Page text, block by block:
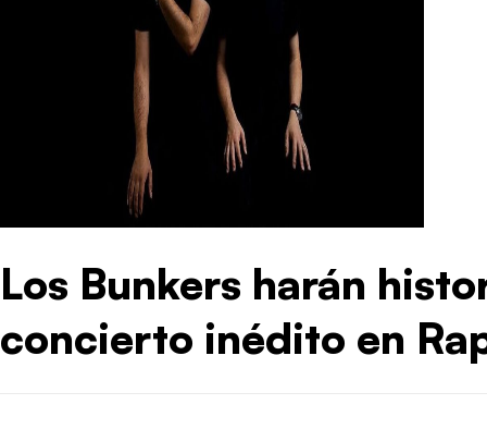
Los Bunkers harán
concierto inédito en